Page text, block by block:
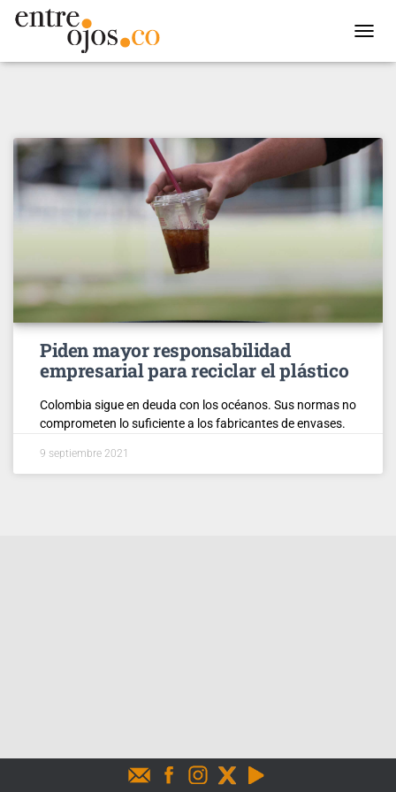
Piden mayor responsabilidad
empresarial para reciclar el plástico
Colombia sigue en deuda con los océanos. Sus normas no
comprometen lo suficiente a los fabricantes de envases.
9 septiembre 2021